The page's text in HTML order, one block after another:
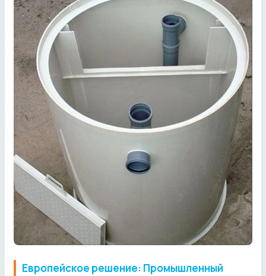
Европейское решение: Промышленный